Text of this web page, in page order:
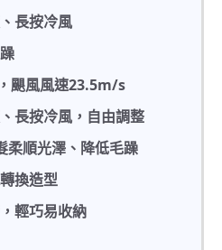
長按冷風
颶風風速23.5m/s
長按冷風，自由調整
柔順光澤、降低毛躁
換造型
輕巧易收納